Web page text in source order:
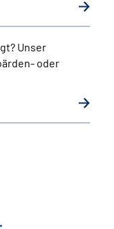
Unser
oder